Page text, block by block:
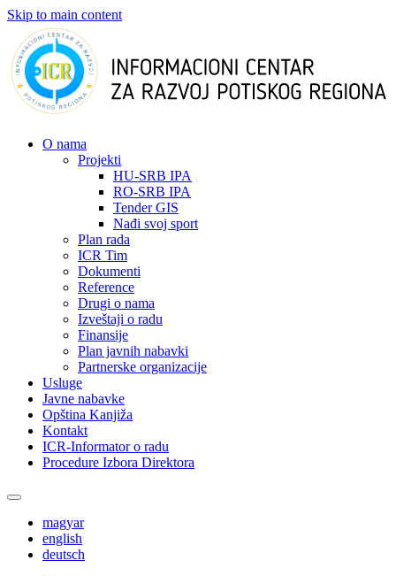
Skip to main content
О nama
Projekti
HU-SRB IPA
RO-SRB IPA
Tender GIS
Nađi svoj sport
Plan rada
ICR Tim
Dokumenti
Reference
Drugi o nama
Izveštaji o radu
Finansije
Plan javnih nabavki
Partnerske organizacije
Usluge
Javne nabavke
Opština Kanjiža
Kontakt
ICR-Informator o radu
Procedure Izbora Direktora
magyar
english
deutsch